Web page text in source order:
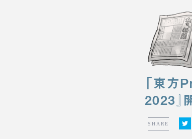
「東方
2023』
SHARE